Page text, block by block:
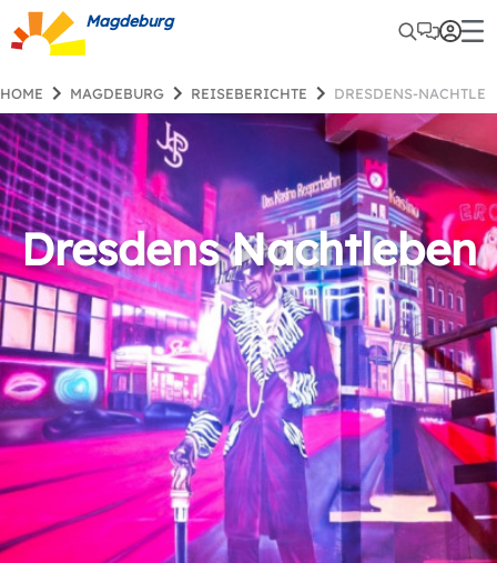
Magdeburg
HOME MAGDEBURG REISEBERICHTE DRESDENS-
Dresdens Nachtleben